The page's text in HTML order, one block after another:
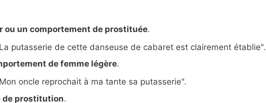
ou un comportement de prostituée.
putasserie de cette danseuse de cabaret est clairement établie".
de femme légère.
oncle reprochait à ma tante sa putasserie".
de prostitution.